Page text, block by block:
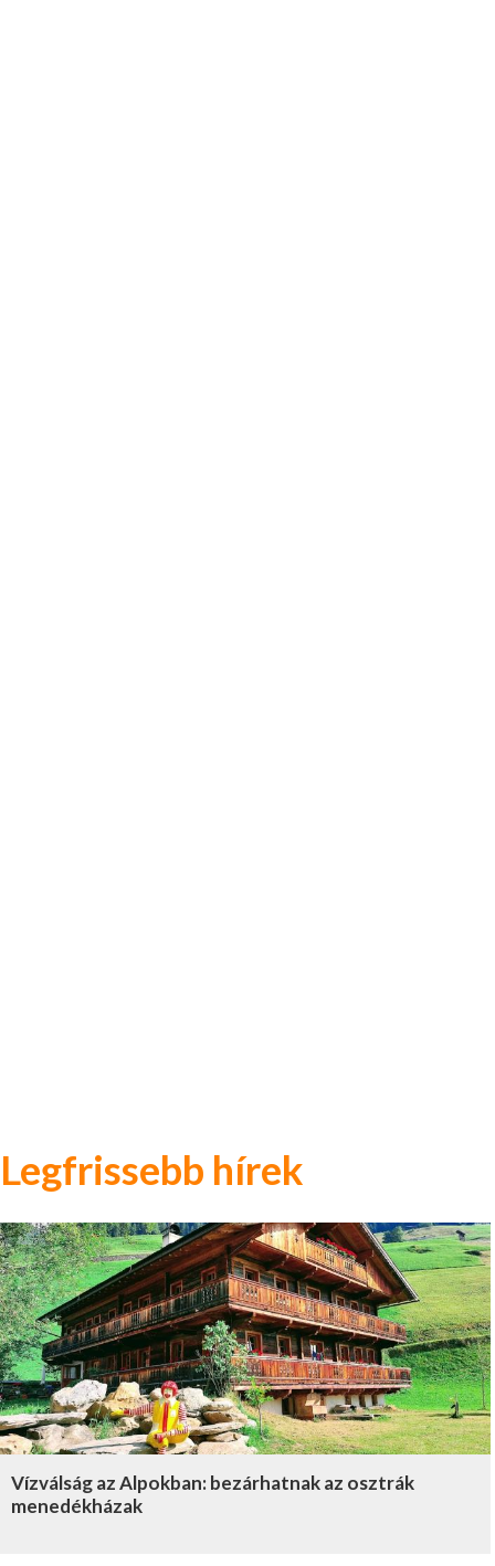
Legfrissebb hírek
Vízválság az Alpokban: bezárhatnak az osztrák
menedékházak